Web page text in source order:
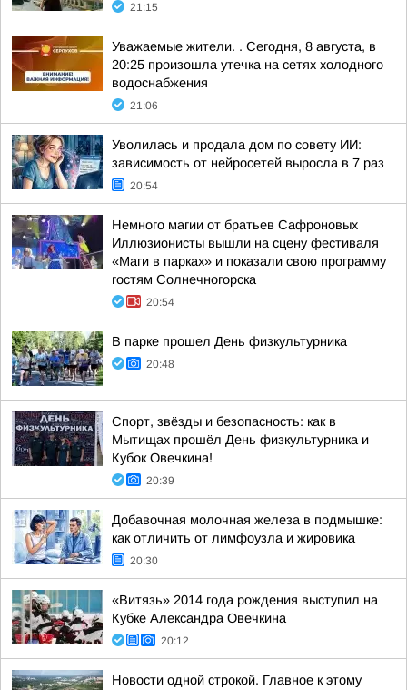
21:15
Уважаемые жители. . Сегодня, 8 августа, в
20:25 произошла утечка на сетях холодного
водоснабжения
21:06
Уволилась и продала дом по совету ИИ:
зависимость от нейросетей выросла в 7 раз
20:54
Немного магии от братьев Сафроновых
Иллюзионисты вышли на сцену фестиваля
«Маги в парках» и показали свою программу
гостям Солнечногорска
20:54
В парке прошел День физкультурника
20:48
Спорт, звёзды и безопасность: как в
Мытищах прошёл День физкультурника и
Кубок Овечкина!
20:39
Добавочная молочная железа в подмышке:
как отличить от лимфоузла и жировика
20:30
«Витязь» 2014 года рождения выступил на
Кубке Александра Овечкина
20:12
Новости одной строкой. Главное к этому